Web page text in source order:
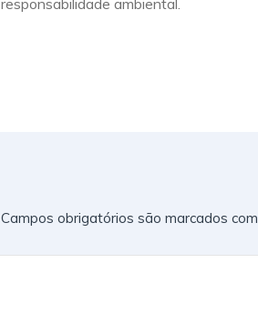
Campos obrigatórios são marcados com